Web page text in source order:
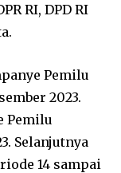
RI, DPD RI
Pemilu
2023.
Pemilu
Selanjutnya
14 sampai